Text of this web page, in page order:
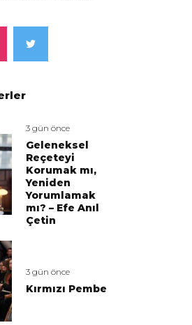
3 gün önce
Geleneksel
Reçeteyi
Korumak mı,
Yeniden
Yorumlamak
mı? – Efe Anıl
Çetin
3 gün önce
Kırmızı Pembe